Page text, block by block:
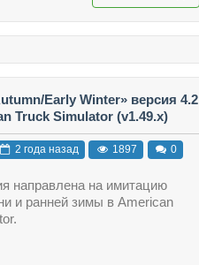
Early Winter» версия 4.2
Truck Simulator (v1.49.x)
2 года назад 1897 0
направлена на имитацию
и ранней зимы в American